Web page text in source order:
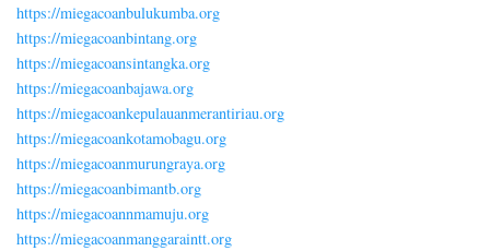
https://miegacoanbulukumba.org
https://miegacoanbintang.org
https://miegacoansintangka.org
https://miegacoanbajawa.org
https://miegacoankepulauanmerantiriau.org
https://miegacoankotamobagu.org
https://miegacoanmurungraya.org
https://miegacoanbimantb.org
https://miegacoannmamuju.org
https://miegacoanmanggaraintt.org